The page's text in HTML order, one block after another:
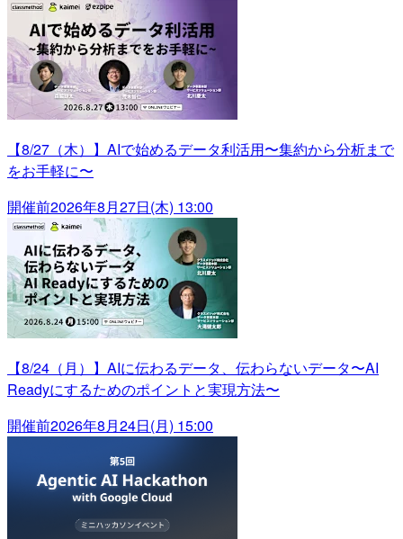
【8/27（木）】AIで始めるデータ利活用〜集約から分析まで
をお手軽に〜
開催前2026年8月27日(木) 13:00
【8/24（月）】AIに伝わるデータ、伝わらないデータ〜AI
Readyにするためのポイントと実現方法〜
開催前2026年8月24日(月) 15:00